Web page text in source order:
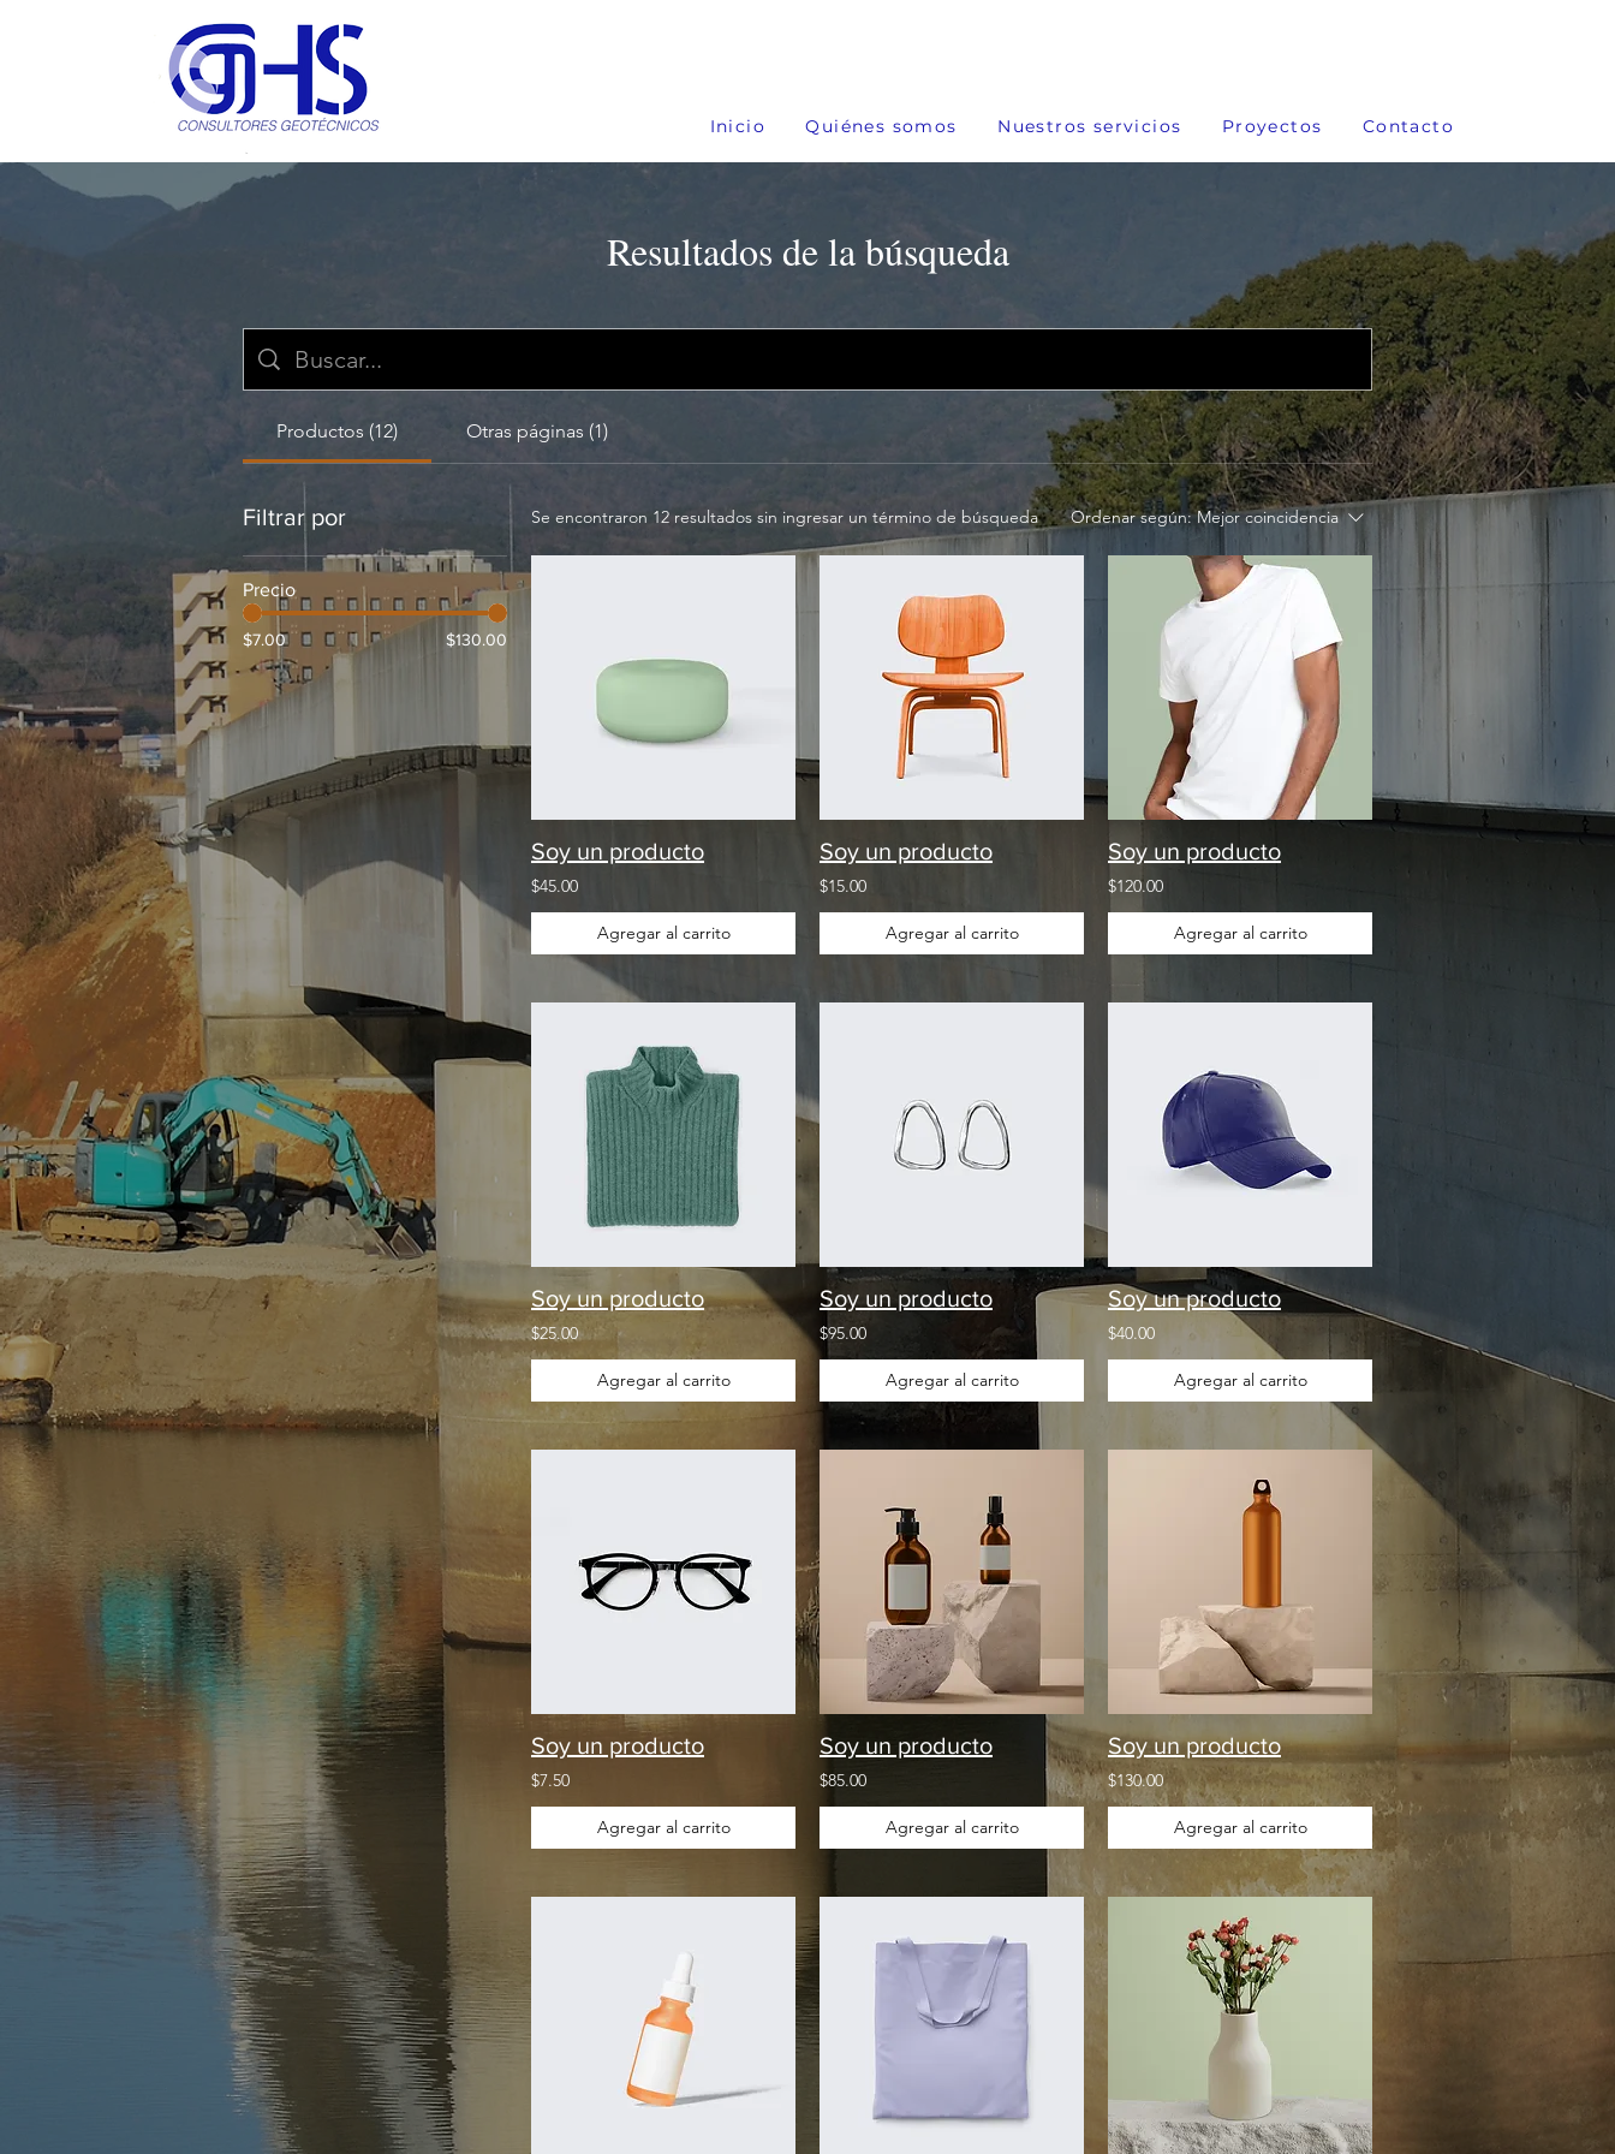
Inicio Quiénes somos Nuestros servicios Proyectos Contacto
Resultados de la búsqueda
Productos (12) Otras páginas (1)
Filtrar por
Precio
$7.00 $130.00
Se encontraron 12 resultados sin ingresar un término de búsqueda Ordenar según: Mejor coincidencia
Soy un producto
$45.00
Agregar al carrito
Soy un producto
$15.00
Agregar al carrito
Soy un producto
$120.00
Agregar al carrito
Soy un producto
$25.00
Agregar al carrito
Soy un producto
$95.00
Agregar al carrito
Soy un producto
$40.00
Agregar al carrito
Soy un producto
$7.50
Agregar al carrito
Soy un producto
$85.00
Agregar al carrito
Soy un producto
$130.00
Agregar al carrito